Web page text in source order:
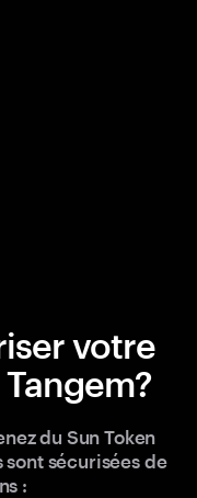
votre
du Sun Token
sécurisées de
: